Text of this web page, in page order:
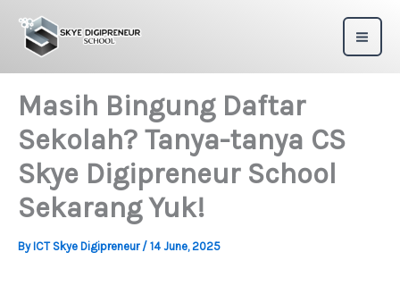
content
Masih Bingung Daftar
Sekolah? Tanya-tanya CS
Skye Digipreneur School
Sekarang Yuk!
By ICT Skye Digipreneur / 14 June, 2025